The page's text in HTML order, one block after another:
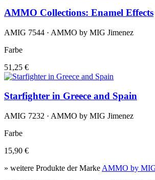
AMMO Collections: Enamel Effects
AMIG 7544 · AMMO by MIG Jimenez
Farbe
51,25 €
Starfighter in Greece and Spain
AMIG 7232 · AMMO by MIG Jimenez
Farbe
15,90 €
» weitere Produkte der Marke AMMO by